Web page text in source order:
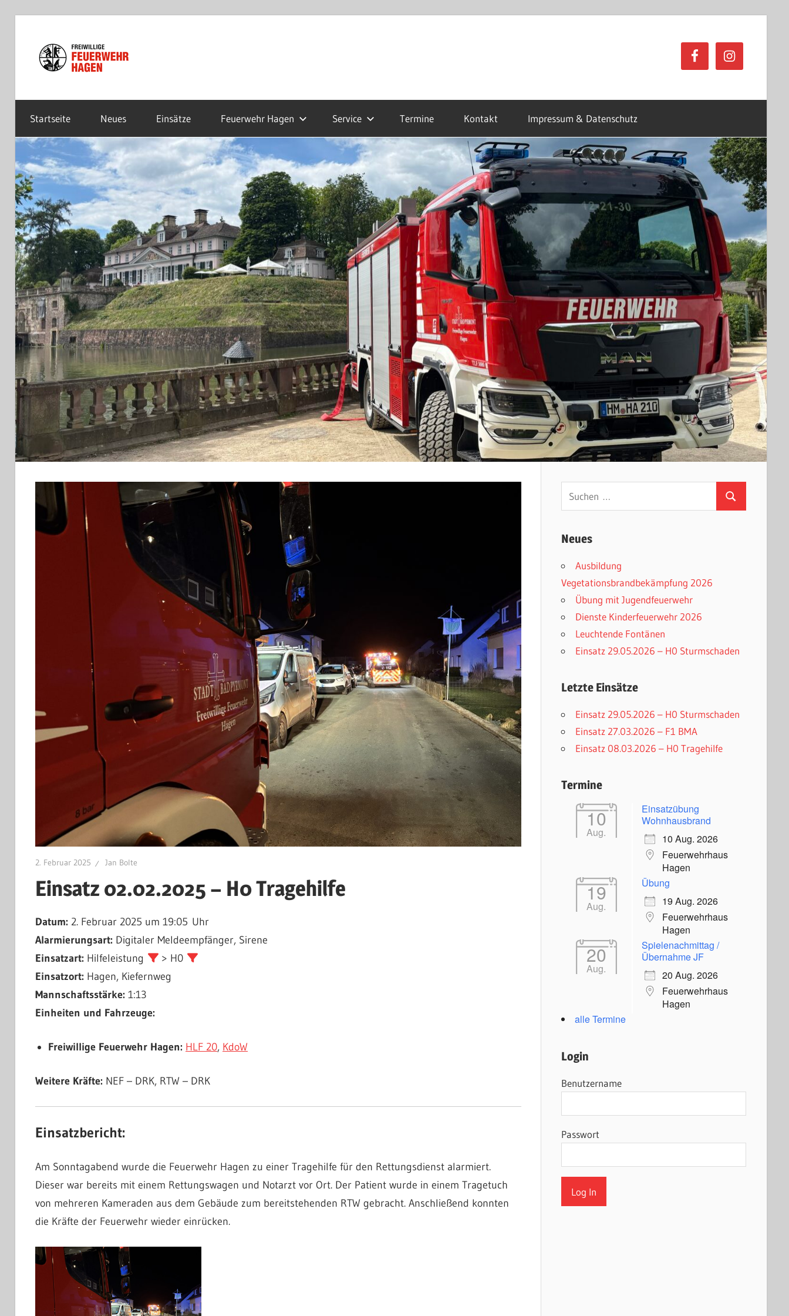
springen
Feuerwehr
Hagen
Startseite Neues Einsätze Feuerwehr Hagen Service Termine Kontakt Impressum & Datenschutz
2. Februar 2025 Jan Bolte
Einsatz 02.02.2025 – H0 Tragehilfe
Datum: 2. Februar 2025 um 19:05 Uhr
Alarmierungsart: Digitaler Meldeempfänger, Sirene
Einsatzart: Hilfeleistung
> H0
Einsatzort: Hagen, Kiefernweg
Mannschaftsstärke: 1:13
Einheiten und Fahrzeuge:
Freiwillige Feuerwehr Hagen: HLF 20, KdoW
Weitere Kräfte: NEF – DRK, RTW – DRK
Einsatzbericht:
Am Sonntagabend wurde die Feuerwehr Hagen zu einer Tragehilfe für den Rettungsdienst alarmiert.
Dieser war bereits mit einem Rettungswagen und Notarzt vor Ort. Der Patient wurde in einem Tragetuch
von mehreren Kameraden aus dem Gebäude zum bereitstehenden RTW gebracht. Anschließend konnten
die Kräfte der Feuerwehr wieder einrücken.
Suchen
nach:
Suchen
Neues
Ausbildung
Vegetationsbrandbekämpfung 2026
Übung mit Jugendfeuerwehr
Dienste Kinderfeuerwehr 2026
Leuchtende Fontänen
Einsatz 29.05.2026 – H0 Sturmschaden
Letzte Einsätze
Einsatz 29.05.2026 – H0 Sturmschaden
Einsatz 27.03.2026 – F1 BMA
Einsatz 08.03.2026 – H0 Tragehilfe
Termine
10
Aug.
Einsatzübung
Wohnhausbrand
10 Aug. 2026
Feuerwehrhaus
Hagen
19
Aug.
Übung
19 Aug. 2026
Feuerwehrhaus
Hagen
20
Aug.
Spielenachmittag /
Übernahme JF
20 Aug. 2026
Feuerwehrhaus
Hagen
alle Termine
Login
Benutzername
Passwort